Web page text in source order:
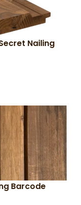
Nailing
Barcode